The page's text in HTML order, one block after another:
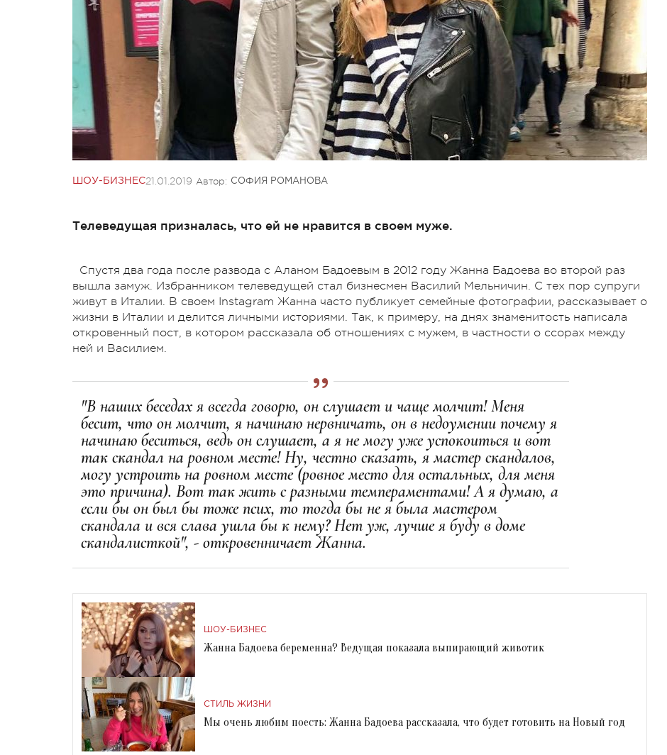
ШОУ-БИЗНЕС21.01.2019 Автор: СОФИЯ РОМАНОВА
Телеведущая призналась, что ей не нравится в своем муже.
Спустя два года после развода с Аланом Бадоевым в 2012 году Жанна Бадоева во второй раз
вышла замуж. Избранником телеведущей стал бизнесмен Василий Мельничин. С тех пор супруги
живут в Италии. В своем Instagram Жанна часто публикует семейные фотографии, рассказывает о
жизни в Италии и делится личными историями. Так, к примеру, на днях знаменитость написала
откровенный пост, в котором рассказала об отношениях с мужем, в частности о ссорах между
ней и Василием.
"В наших беседах я всегда говорю, он слушает и чаще молчит! Меня
бесит, что он молчит, я начинаю нервничать, он в недоумении почему я
начинаю беситься, ведь он слушает, а я не могу уже успокоиться и вот
так скандал на ровном месте! Ну, честно сказать, я мастер скандалов,
могу устроить на ровном месте (ровное место для остальных, для меня
это причина). Вот так жить с разными темпераментами! А я думаю, а
если бы он был бы тоже псих, то тогда бы не я была мастером
скандала и вся слава ушла бы к нему? Нет уж, лучше я буду в доме
скандалисткой", - откровенничает Жанна.
ШОУ-БИЗНЕС
Жанна Бадоева беременна? Ведущая показала выпирающий животик
СТИЛЬ ЖИЗНИ
Мы очень любим поесть: Жанна Бадоева рассказала, что будет готовить на Новый год